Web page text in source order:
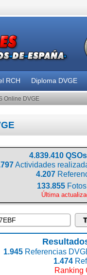
RCH Diploma DVGE
Online DVGE
4.839.410
Actividades
4.207
133.855
Última
1.945Referencias
1.474
Ranking